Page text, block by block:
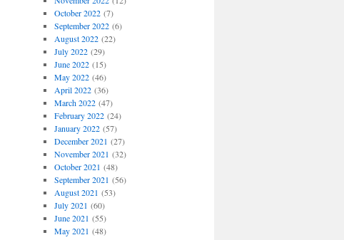
October 2022(7)
September 2022(6)
August 2022(22)
July 2022(29)
June 2022(15)
May 2022(46)
April 2022(36)
March 2022(47)
February 2022(24)
January 2022(57)
December 2021 (27)
November 2021 (32)
October 2021 (48)
September 2021 (56)
August 2021 (53)
July 2021 (60)
June 2021 (55)
May 2021 (48)